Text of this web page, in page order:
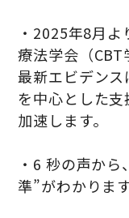
・2025年8月
療法学会（CBT
最新エビデンス
を中心とした
加速します。
・6 秒の声か
準”がわかります